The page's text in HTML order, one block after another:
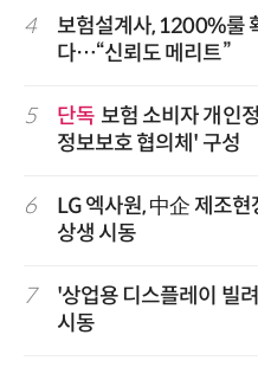
4
보험설계사, 1200%룰
다…“신뢰도 메리트”
5 단독 보험 소비자 개인
정보보호 협의체' 구성
6
LG 엑사원, 中企 제조
상생 시동
7
'상업용 디스플레이 빌
시동